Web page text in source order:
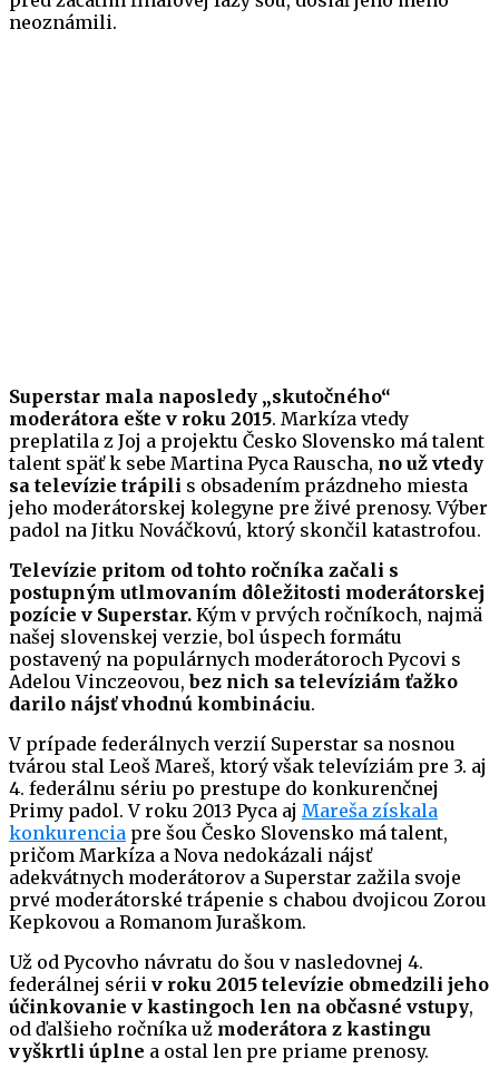
neoznámili.
Superstar mala naposledy „skutočného“
moderátora ešte v roku 2015. Markíza vtedy
preplatila z Joj a projektu Česko Slovensko má talent
talent späť k sebe Martina Pyca Rauscha, no už vtedy
sa televízie trápili s obsadením prázdneho miesta
jeho moderátorskej kolegyne pre živé prenosy. Výber
padol na Jitku Nováčkovú, ktorý skončil katastrofou.
Televízie pritom od tohto ročníka začali s
postupným utlmovaním dôležitosti moderátorskej
pozície v Superstar. Kým v prvých ročníkoch, najmä
našej slovenskej verzie, bol úspech formátu
postavený na populárnych moderátoroch Pycovi s
Adelou Vinczeovou,bez nich sa televíziám ťažko
darilo nájsť vhodnú kombináciu.
V prípade federálnych verzií Superstar sa nosnou
tvárou stal Leoš Mareš, ktorý však televíziám pre 3. aj
4. federálnu sériu po prestupe do konkurenčnej
Primy padol. V roku 2013 Pyca aj Mareša získala
konkurencia pre šou Česko Slovensko má talent,
pričom Markíza a Nova nedokázali nájsť
adekvátnych moderátorov a Superstar zažila svoje
prvé moderátorské trápenie s chabou dvojicou Zorou
Kepkovou a Romanom Juraškom.
Už od Pycovho návratu do šou v nasledovnej 4.
federálnej sérii v roku 2015 televízie obmedzili jeho
účinkovanie v kastingoch len na občasné vstupy,
od ďalšieho ročníka už moderátora z kastingu
vyškrtli úplne a ostal len pre priame prenosy.